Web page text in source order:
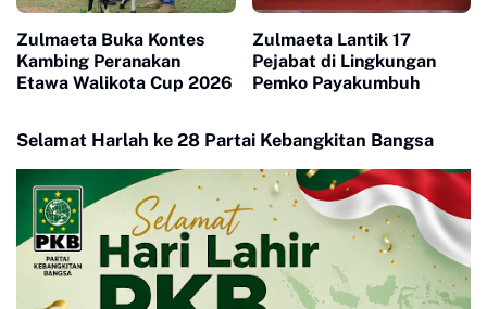
Zulmaeta Buka Kontes
Kambing Peranakan
Etawa Walikota Cup 2026
Zulmaeta Lantik 17
Pejabat di Lingkungan
Pemko Payakumbuh
Selamat Harlah ke 28 Partai Kebangkitan Bangsa